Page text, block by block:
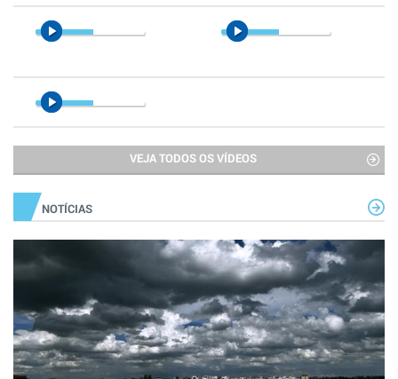
VEJA TODOS OS VÍDEOS
NOTÍCIAS